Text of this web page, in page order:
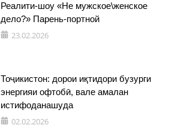
Реалити-шоу «Не мужское\женское
дело?» Парень-портной
23.02.2026
Тоҷикистон: дорои иқтидори бузурги
энергияи офтобӣ, вале амалан
истифоданашуда
02.02.2026